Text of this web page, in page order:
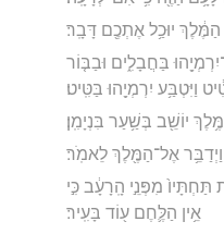
הַמֶּ֔לֶךְ יוּכַ֥ל אֶתְכֶ֖ם דָּבָֽר׃
בַּחֲבָלִ֑ים וּבַבּ֤וֹר
וַיִּטְבַּ֥ע יִרְמְיָ֖הוּ בַּטִּֽיט׃
יוֹשֵׁ֖ב בְּשַׁ֥עַר בִּנְיָמִֽן׃
אֶל־הַמֶּ֖לֶךְ לֵאמֹֽר׃
תַּחְתָּיו֙ מִפְּנֵ֣י הָֽרָעָ֔ב כִּ֣י
אֵ֥ין הַלֶּ֛חֶם ע֖וֹד בָּעִֽיר׃